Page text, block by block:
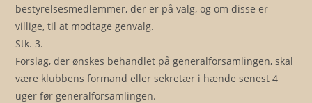
bestyrelsesmedlemmer, der er på valg, og om disse er
villige, til at modtage genvalg.
Stk. 3.
Forslag, der ønskes behandlet på generalforsamlingen, skal
være klubbens formand eller sekretær i hænde senest 4
uger før generalforsamlingen.